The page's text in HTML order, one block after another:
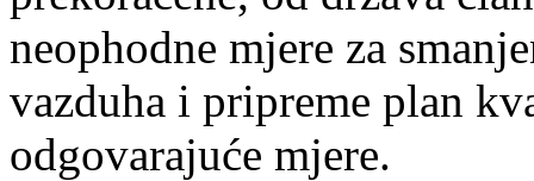
neophodne mjere za
vazduha i pripreme plan
odgovarajuće mjere.